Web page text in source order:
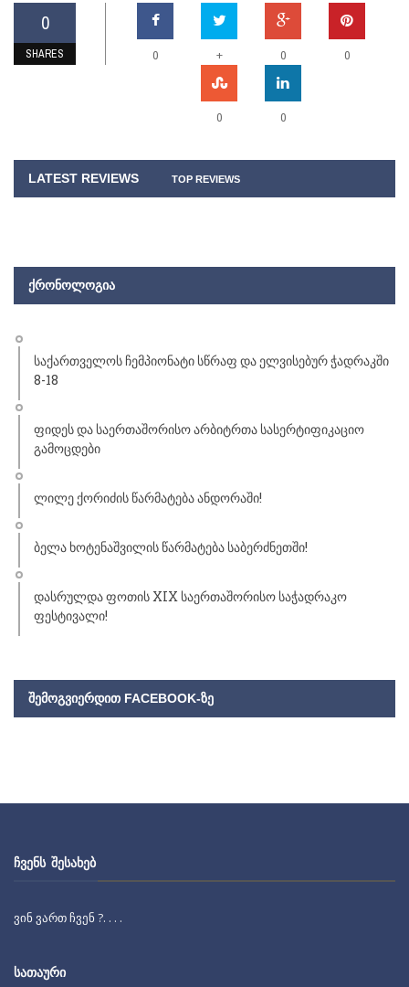
0
SHARES 0 + 0 0
0 0
LATEST REVIEWS TOP REVIEWS
ᲥᲠᲝᲜᲝᲚᲝᲒᲘᲐ
საქართველოს ჩემპიონატი სწრაფ და ელვისებურ ჭადრაკში
8-18
ფიდეს და საერთაშორისო არბიტრთა სასერტიფიკაციო
გამოცდები
ლილე ქორიძის წარმატება ანდორაში!
ბელა ხოტენაშვილის წარმატება საბერძნეთში!
დასრულდა ფოთის XIX საერთაშორისო საჭადრაკო
ფესტივალი!
ᲨᲔᲛᲝᲒᲕᲘᲔᲠᲓᲘᲗ FACEBOOK-ᲖᲔ
ᲩᲕᲔᲜᲡ ᲨᲔᲡᲐᲮᲔᲑ
ვინ ვართ ჩვენ ?. . . .
ᲡᲐᲗᲐᲣᲠᲘ